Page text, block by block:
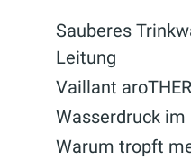
Sauberes
Leitung
Vaillant
Wasserdruck
Warum tropft